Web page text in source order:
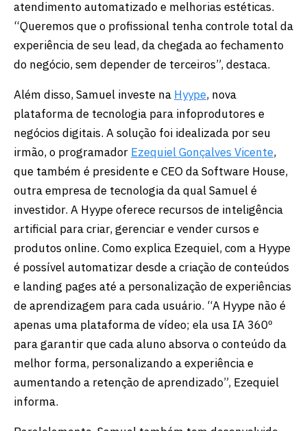
atendimento automatizado e melhorias estéticas.
“Queremos que o profissional tenha controle total da
experiência de seu lead, da chegada ao fechamento
do negócio, sem depender de terceiros”, destaca.
Além disso, Samuel investe na Hyype, nova
plataforma de tecnologia para infoprodutores e
negócios digitais. A solução foi idealizada por seu
irmão, o programador Ezequiel Gonçalves Vicente,
que também é presidente e CEO da Software House,
outra empresa de tecnologia da qual Samuel é
investidor. A Hyype oferece recursos de inteligência
artificial para criar, gerenciar e vender cursos e
produtos online. Como explica Ezequiel, com a Hyype
é possível automatizar desde a criação de conteúdos
e landing pages até a personalização de experiências
de aprendizagem para cada usuário. “A Hyype não é
apenas uma plataforma de vídeo; ela usa IA 360º
para garantir que cada aluno absorva o conteúdo da
melhor forma, personalizando a experiência e
aumentando a retenção de aprendizado”, Ezequiel
informa.